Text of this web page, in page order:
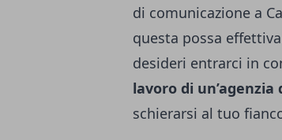
di comunicazione a
questa possa
desideri entrarci in
lavoro di
schierarsi al tuo